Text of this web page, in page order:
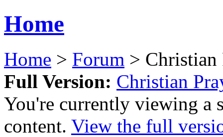
Home
Home > Forum > Christian
Full Version: Christian
You're currently viewing a
content. View the full